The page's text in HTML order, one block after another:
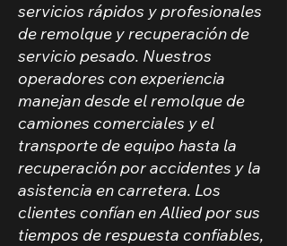
servicios rápidos y profesionales
de remolque y recuperación de
servicio pesado. Nuestros
operadores con experiencia
manejan desde el remolque de
camiones comerciales y el
transporte de equipo hasta la
recuperación por accidentes y la
asistencia en carretera. Los
clientes confían en Allied por sus
tiempos de respuesta confiables,